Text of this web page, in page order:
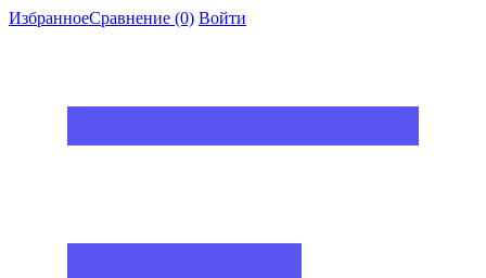
ИзбранноеСравнение (0) Войти